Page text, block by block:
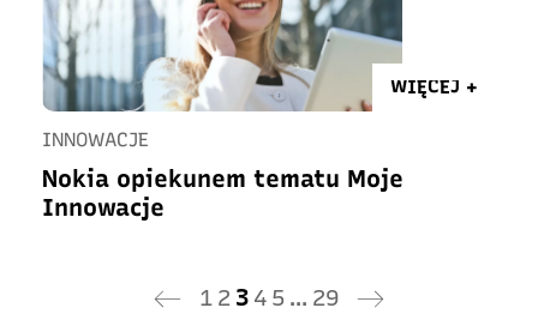
WIĘCEJ +
INNOWACJE
Nokia opiekunem tematu Moje
Innowacje
1 2 3 4 5 … 29